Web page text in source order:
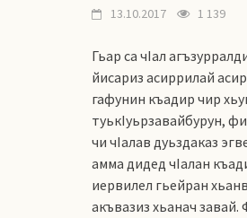
13.10.2017 1 139
Гьар са чIал
йисариз асиррилай
гафунин къадир чир
туькIуьрзавайбурун,
чи чIалав дуьздаказ
амма дидед чIалан
иервилел гьейран
акъвазиз хьанач